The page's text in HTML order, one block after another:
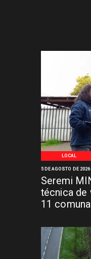
LOCAL
Seremi
técnica de
11
5 DE AGOSTO DE 2026